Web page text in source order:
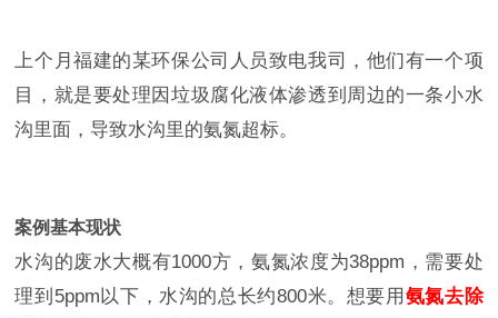
上个月福建的某环保公司人员致电我司，他们有一个项
目，就是要处理因垃圾腐化液体渗透到周边的一条小水
沟里面，导致水沟里的氨氮超标。
案例基本现状
水沟的废水大概有1000方，氨氮浓度为38ppm，需要处
理到5ppm以下，水沟的总长约800米。想要用 氨氮去除